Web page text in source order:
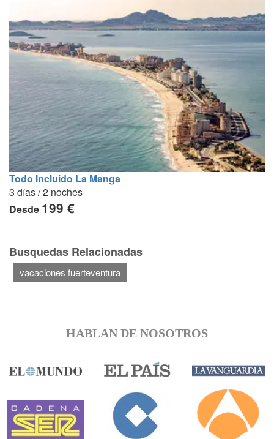
Todo Incluido La Manga
3 días / 2 noches
Desde 199 €
Busquedas Relacionadas
vacaciones fuerteventura
HABLAN DE NOSOTROS